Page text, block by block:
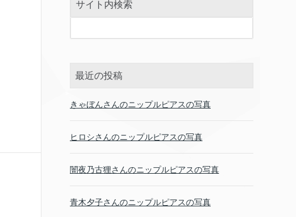
サイト内検索
最近の投稿
きゃぼんさんのニップルピアスの写真
ヒロシさんのニップルピアスの写真
闇夜乃古狸さんのニップルピアスの写真
青木夕子さんのニップルピアスの写真